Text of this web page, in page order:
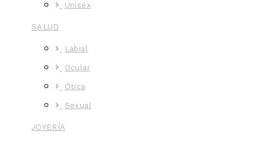
Unisex
SALUD
Labial
Ocular
Ótica
Sexual
JOYERÍA